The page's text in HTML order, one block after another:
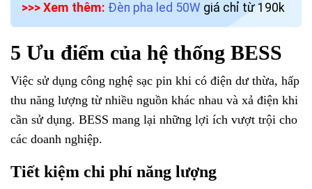
>>> Xem thêm: Đèn pha led 50W giá chỉ từ 190k
5 Ưu điểm của hệ thống BESS
Việc sử dụng công nghệ sạc pin khi có điện dư thừa, hấp
thu năng lượng từ nhiều nguồn khác nhau và xả điện khi
cần sử dụng. BESS mang lại những lợi ích vượt trội cho
các doanh nghiệp.
Tiết kiệm chi phí năng lượng